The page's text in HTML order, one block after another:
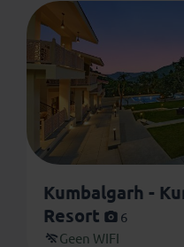
Kumbalgarh -
Resort
6
Geen WIFI